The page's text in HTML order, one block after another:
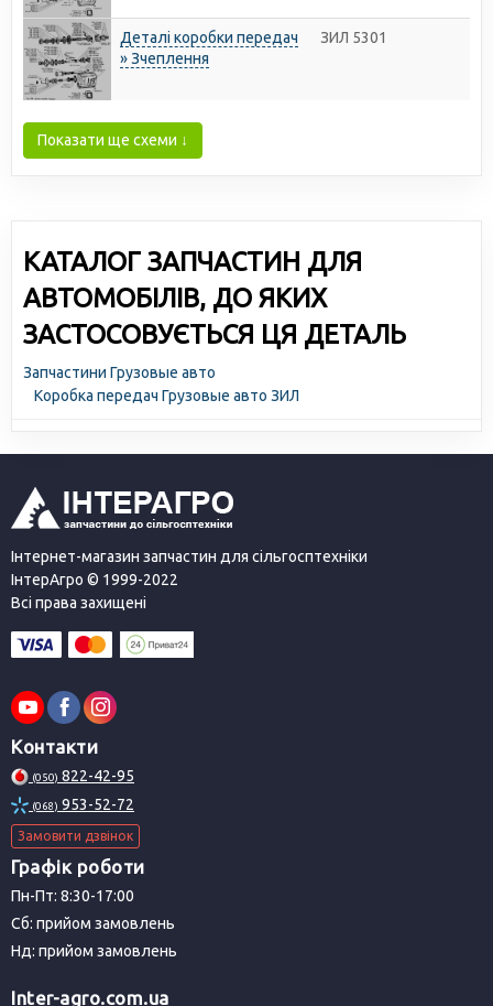
Деталі коробки передач
» Зчеплення
ЗИЛ 5301
Показати ще схеми ↓
КАТАЛОГ ЗАПЧАСТИН ДЛЯ
АВТОМОБІЛІВ, ДО ЯКИХ
ЗАСТОСОВУЄТЬСЯ ЦЯ ДЕТАЛЬ
Запчастини Грузовые авто
Коробка передач Грузовые авто ЗИЛ
Інтернет-магазин запчастин для сільгосптехніки
ІнтерАгро © 1999-2022
Всі права захищені
Контакти
(050) 822-42-95
(068) 953-52-72
Замовити дзвінок
Графік роботи
Пн-Пт: 8:30-17:00
Сб: прийом замовлень
Нд: прийом замовлень
Inter-agro.com.ua